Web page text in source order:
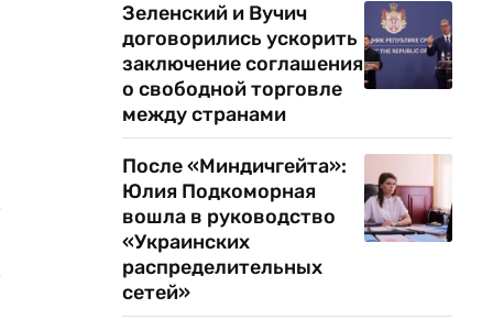
Зеленский и Вучич
договорились ускорить
заключение соглашения
о свободной торговле
между странами
После «Миндичгейта»:
Юлия Подкоморная
вошла в руководство
«Украинских
распределительных
сетей»